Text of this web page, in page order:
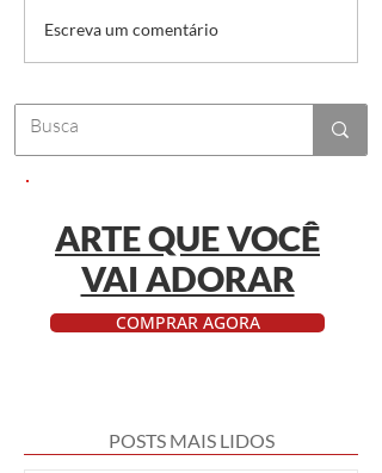
Como transformar cada evento
de 2026 em prova social e
ativos de marca
Escreva um comentário
ARTE QUE VOCÊ
VAI ADORAR
COMPRAR AGORA
POSTS MAIS LIDOS